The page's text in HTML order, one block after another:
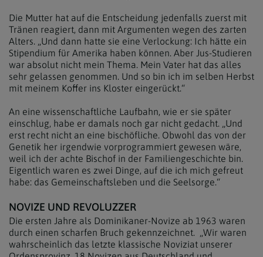
Die Mutter hat auf die Entscheidung jedenfalls zuerst mit
Tränen reagiert, dann mit Argumenten wegen des zarten
Alters. „Und dann hatte sie eine Verlockung: Ich hätte ein
Stipendium für Amerika haben können. Aber Jus-Studieren
war absolut nicht mein Thema. Mein Vater hat das alles
sehr gelassen genommen. Und so bin ich im selben Herbst
mit meinem Koffer ins Kloster eingerückt.“
An eine wissenschaftliche Laufbahn, wie er sie später
einschlug, habe er damals noch gar nicht gedacht. „Und
erst recht nicht an eine bischöfliche. Obwohl das von der
Genetik her irgendwie vorprogrammiert gewesen wäre,
weil ich der achte Bischof in der Familiengeschichte bin.
Eigentlich waren es zwei Dinge, auf die ich mich gefreut
habe: das Gemeinschaftsleben und die Seelsorge.“
NOVIZE UND REVOLUZZER
Die ersten Jahre als Dominikaner-Novize ab 1963 waren
durch einen scharfen Bruch gekennzeichnet. „Wir waren
wahrscheinlich das letzte klassische Noviziat unserer